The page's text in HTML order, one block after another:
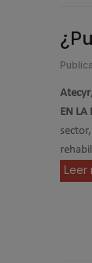
Atecyr
EN LA
Leer